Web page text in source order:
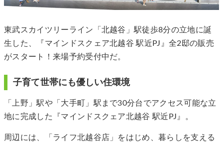
東武スカイツリーライン「北越谷」駅徒歩8分の立地に誕
生した、『マインドスクェア北越谷 駅近PJ』全2邸の販売
がスタート！来場予約受付中だ。
子育て世帯にも優しい住環境
「上野」駅や「大手町」駅まで30分台でアクセス可能な立
地に完成した『マインドスクェア北越谷 駅近PJ』。
周辺には、「ライフ北越谷店」をはじめ、暮らしを支える